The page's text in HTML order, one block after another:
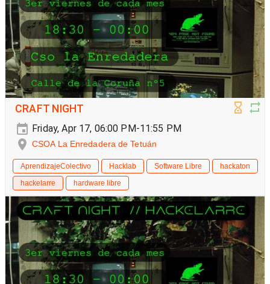
CRAFT NIGHT
Friday, Apr 17, 06:00 PM-11:55 PM
CSOA La Enredadera de Tetuán
AprendizajeColectivo Hacklab Software Libre
hackaton
hackelarre
hardware libre